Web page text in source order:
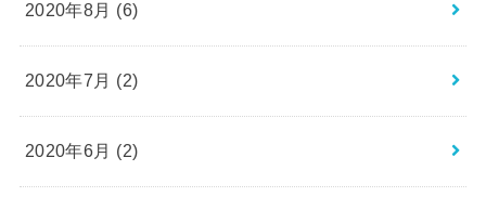
2020年8月 (6)
2020年7月 (2)
2020年6月 (2)